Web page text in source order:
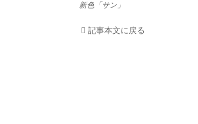
新色「サン」
記事本文に戻る